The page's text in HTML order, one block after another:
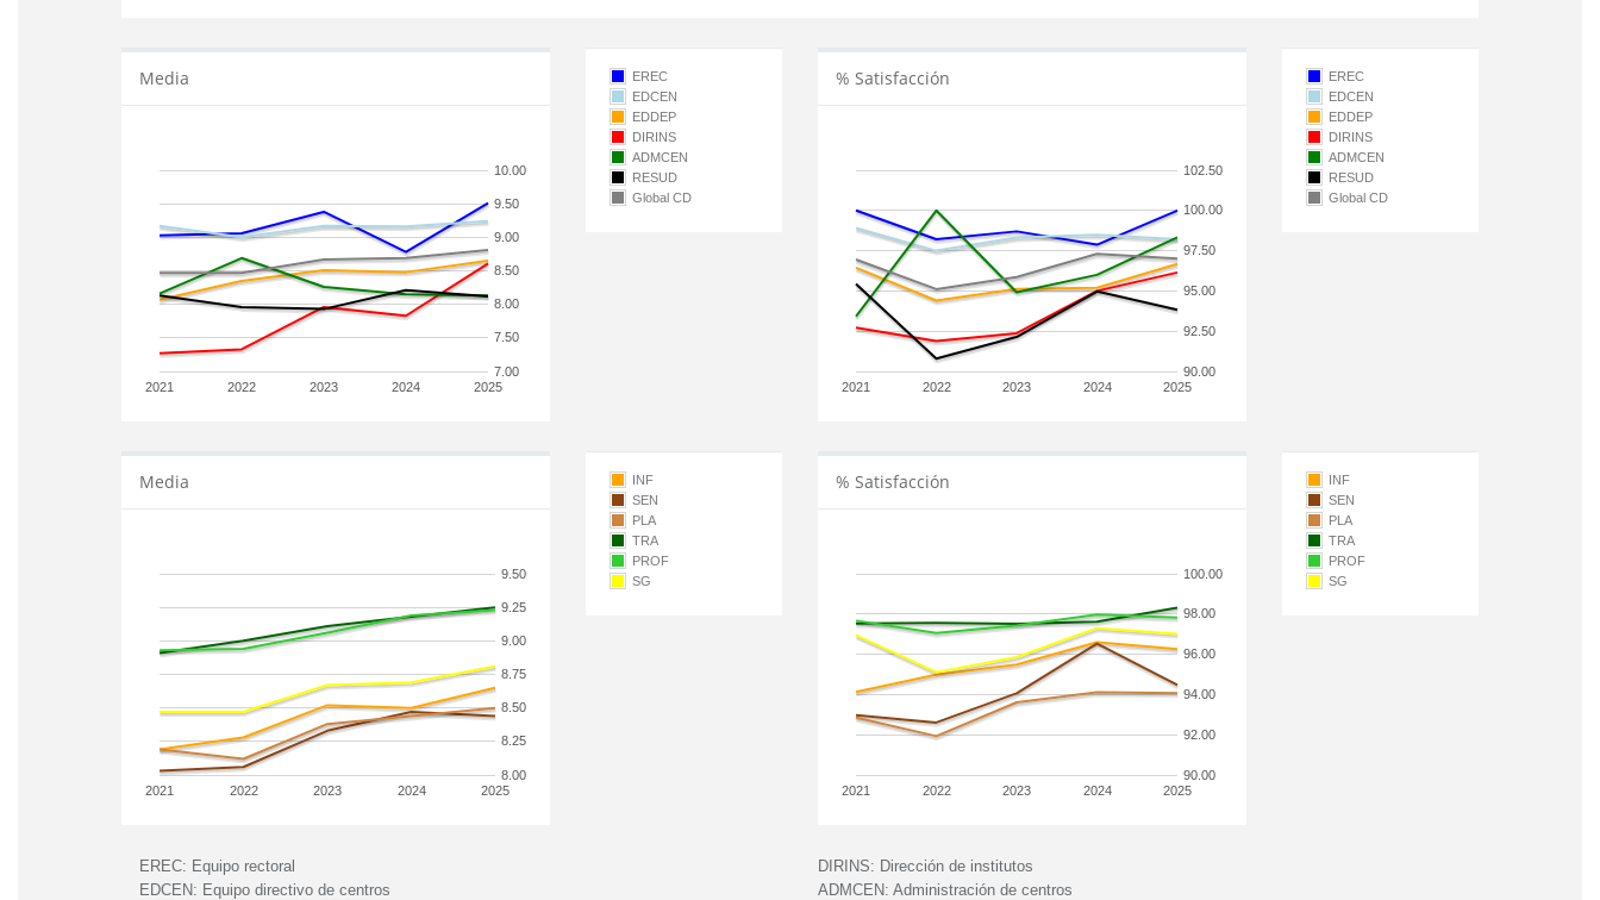
Media
2021 2022 2023 2024 2025
7.00
7.50
8.00
8.50
9.00
9.50
10.00
EREC
EDCEN
EDDEP
DIRINS
ADMCEN
RESUD
Global CD
% Satisfacción
2021 2022 2023 2024 2025
90.00
92.50
95.00
97.50
100.00
102.50
EREC
EDCEN
EDDEP
DIRINS
ADMCEN
RESUD
Global CD
Media
2021 2022 2023 2024 2025
8.00
8.25
8.50
8.75
9.00
9.25
9.50
INF
SEN
PLA
TRA
PROF
SG
% Satisfacción
2021 2022 2023 2024 2025
90.00
92.00
94.00
96.00
98.00
100.00
INF
SEN
PLA
TRA
PROF
SG
EREC: Equipo rectoral
EDCEN: Equipo directivo de centros
DIRINS: Dirección de institutos
ADMCEN: Administración de centros